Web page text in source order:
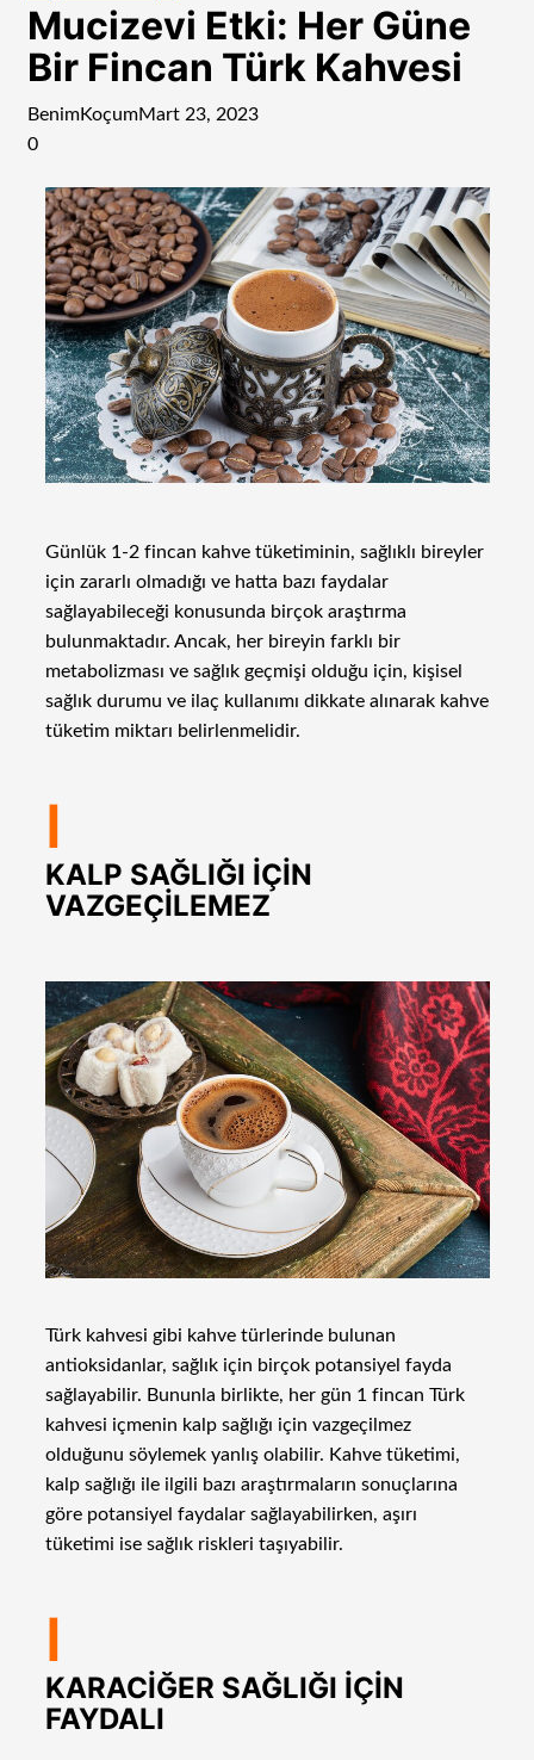
Mucizevi Etki: Her Güne
Bir Fincan Türk Kahvesi
BenimKoçumMart 23, 2023
0
Günlük 1-2 fincan kahve tüketiminin, sağlıklı bireyler
için zararlı olmadığı ve hatta bazı faydalar
sağlayabileceği konusunda birçok araştırma
bulunmaktadır. Ancak, her bireyin farklı bir
metabolizması ve sağlık geçmişi olduğu için, kişisel
sağlık durumu ve ilaç kullanımı dikkate alınarak kahve
tüketim miktarı belirlenmelidir.
I
KALP SAĞLIĞI İÇİN
VAZGEÇİLEMEZ
Türk kahvesi gibi kahve türlerinde bulunan
antioksidanlar, sağlık için birçok potansiyel fayda
sağlayabilir. Bununla birlikte, her gün 1 fincan Türk
kahvesi içmenin kalp sağlığı için vazgeçilmez
olduğunu söylemek yanlış olabilir. Kahve tüketimi,
kalp sağlığı ile ilgili bazı araştırmaların sonuçlarına
göre potansiyel faydalar sağlayabilirken, aşırı
tüketimi ise sağlık riskleri taşıyabilir.
I
KARACİĞER SAĞLIĞI İÇİN
FAYDALI